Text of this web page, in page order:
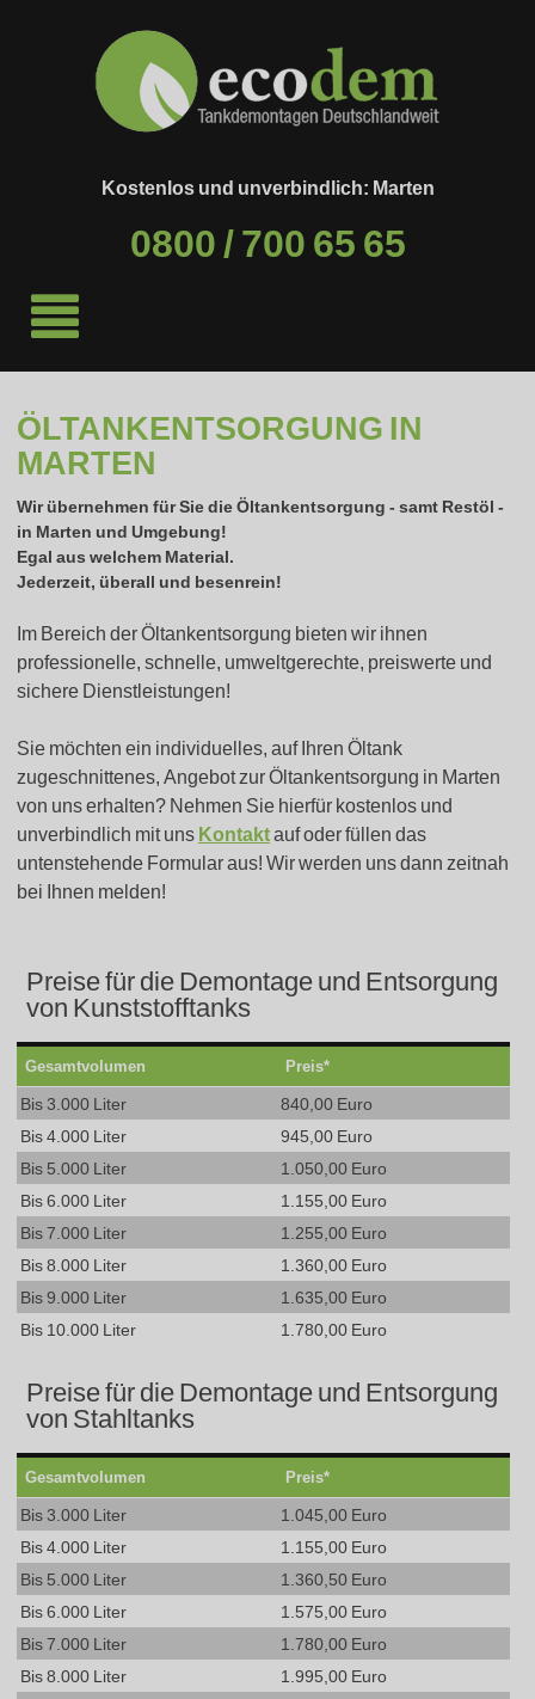
Kostenlos und unverbindlich: Marten
0800 / 700 65 65
ÖLTANKENTSORGUNG IN
MARTEN
Wir übernehmen für Sie die Öltankentsorgung - samt Restöl -
in Marten und Umgebung!
Egal aus welchem Material.
Jederzeit, überall und besenrein!
Im Bereich der Öltankentsorgung bieten wir ihnen
professionelle, schnelle, umweltgerechte, preiswerte und
sichere Dienstleistungen!
Sie möchten ein individuelles, auf Ihren Öltank
zugeschnittenes, Angebot zur Öltankentsorgung in Marten
von uns erhalten? Nehmen Sie hierfür kostenlos und
unverbindlich mit uns Kontaktauf oder füllen das
untenstehende Formular aus! Wir werden uns dann zeitnah
bei Ihnen melden!
Preise für die Demontage und Entsorgung
von Kunststofftanks
Gesamtvolumen Preis*
Bis 3.000 Liter
840,00 Euro
Bis 4.000 Liter
945,00 Euro
Bis 5.000 Liter
1.050,00 Euro
Bis 6.000 Liter
1.155,00 Euro
Bis 7.000 Liter
1.255,00 Euro
Bis 8.000 Liter
1.360,00 Euro
Bis 9.000 Liter
1.635,00 Euro
Bis 10.000 Liter
1.780,00 Euro
Preise für die Demontage und Entsorgung
von Stahltanks
Gesamtvolumen Preis*
Bis 3.000 Liter
1.045,00 Euro
Bis 4.000 Liter
1.155,00 Euro
Bis 5.000 Liter
1.360,50 Euro
Bis 6.000 Liter
1.575,00 Euro
Bis 7.000 Liter
1.780,00 Euro
Bis 8.000 Liter
1.995,00 Euro